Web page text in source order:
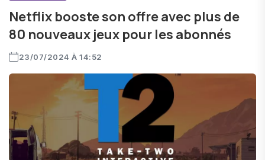
Netflix booste son offre avec plus de
80 nouveaux jeux pour les abonnés
23/07/2024 À 14:52